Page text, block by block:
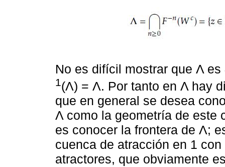
No es difícil mostrar que Λ es
1(Λ) = Λ. Por tanto en Λ hay
que en general se desea
Λ como la geometría de este
es conocer la frontera de Λ;
cuenca de atracción en 1
atractores, que obviamente